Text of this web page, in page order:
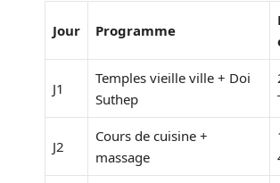
Jour Programme
J1
Temples vieille ville + Doi
Suthep
J2
Cours de cuisine +
massage